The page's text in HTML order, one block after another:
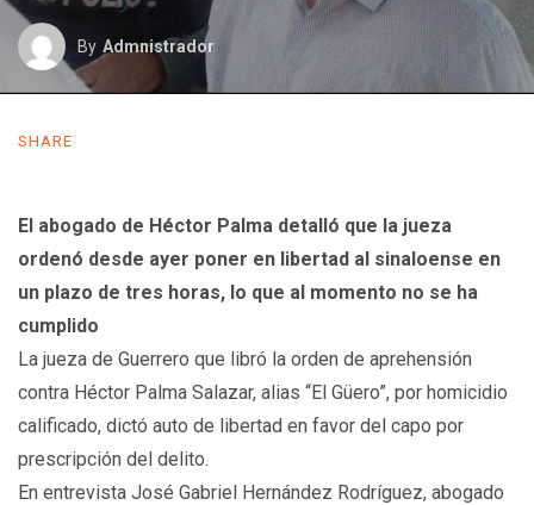
By Admnistrador
SHARE
El abogado de Héctor Palma detalló que la jueza
ordenó desde ayer poner en libertad al sinaloense en
un plazo de tres horas, lo que al momento no se ha
cumplido
La jueza de Guerrero que libró la orden de aprehensión
contra Héctor Palma Salazar, alias “El Güero”, por homicidio
calificado, dictó auto de libertad en favor del capo por
prescripción del delito.
En entrevista José Gabriel Hernández Rodríguez, abogado